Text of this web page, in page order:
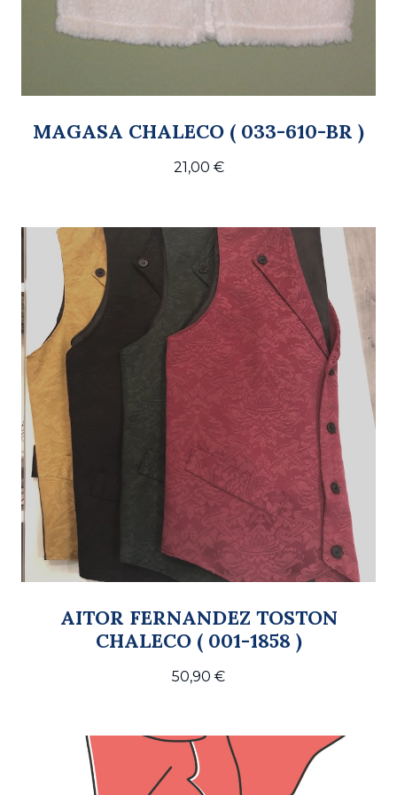
MAGASA CHALECO ( 033-610-BR )
21,00 €
AITOR FERNANDEZ TOSTON
CHALECO ( 001-1858 )
50,90 €